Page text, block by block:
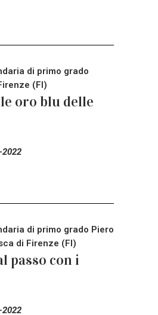
di primo grado
(FI)
oro blu delle
2022
di primo grado Piero
di Firenze (FI)
passo con i
2022